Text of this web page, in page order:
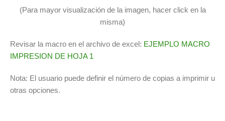
(Para mayor visualización de la imagen, hacer click en la
misma)
Revisar la macro en el archivo de excel: EJEMPLO MACRO
IMPRESION DE HOJA 1
Nota: El usuario puede definir el número de copias a imprimir u
otras opciones.